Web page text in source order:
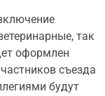
так
оформлен
съезда
будут